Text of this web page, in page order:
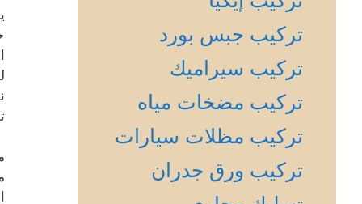
تركيب جبس بورد
تركيب سيراميك
تركيب مضخات مياه
تركيب مظلات سيارات
تركيب ورق جدران